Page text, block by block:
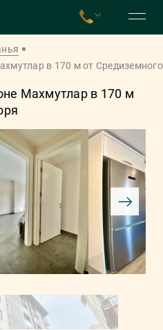
в 170 м от
Махмутлар в 170 м